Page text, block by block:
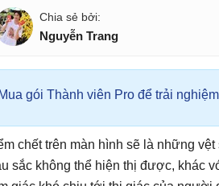
Nguyễn Trang
Mua gói Thành viên Pro để trải
chết trên màn hình sẽ là những
sắc không thể hiện thị được, khác